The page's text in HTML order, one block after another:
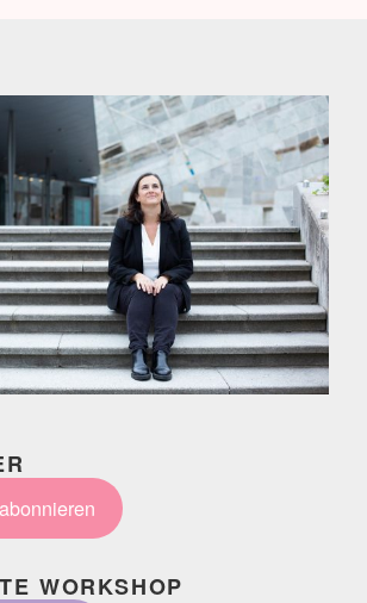
WORKSHOP